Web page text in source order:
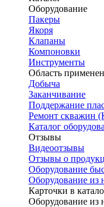
Оборудование
Пакеры
Якоря
Клапаны
Компоновки
Инструменты
Область
Добыча
Заканчивание
Поддержание
Ремонт скважин
Каталог
Отзывы
Видеоотзывы
Отзывы о
Оборудование
Оборудование из
Карточки в
Оборудование из